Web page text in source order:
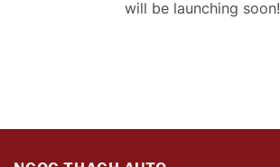
will be launching soon!